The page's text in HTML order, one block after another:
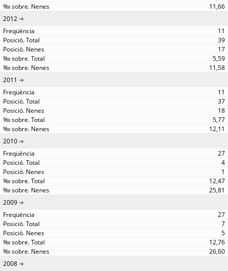
11,66
2012
11
39
17
5,59
11,58
2011
11
37
18
5,77
12,11
2010
27
4
1
12,47
25,81
2009
27
7
5
12,76
26,60
2008